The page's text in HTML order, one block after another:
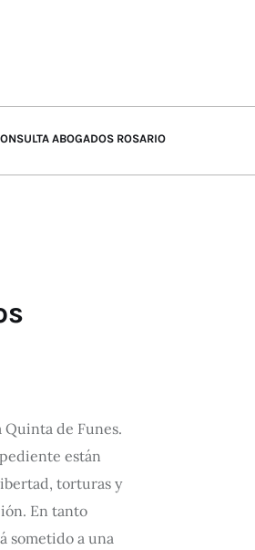
ABOGADOS ROSARIO
Quinta de Funes.
están
torturas y
En tanto
sometido a una